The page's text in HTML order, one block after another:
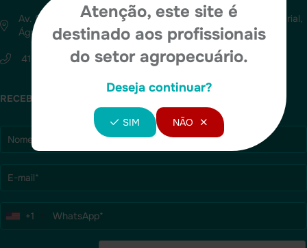
Av. Silva Jardim n° 2600 - 19° Andar - New Zealand Empresarial,
Água Verde, Curitiba, PR – CEP 80240-020
41 3071-9100
RECEBA NOSSAS NOVIDADES
+1
Atenção, este site é
destinado aos profissionais
do setor agropecuário.
Deseja continuar?
SIM NÃO